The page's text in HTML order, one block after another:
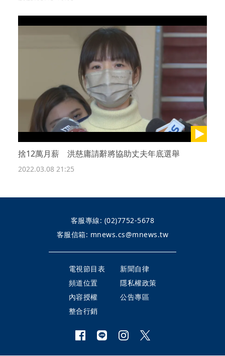
捨12萬月薪 洪慈庸請辭將協助丈夫年底選舉
2022.03.08 21:25
客服專線: (02)7752-5678
客服信箱: mnews.cs@mnews.tw
電視節目表
新聞自律
頻道位置
隱私權政策
內容授權
公告專區
整合行銷